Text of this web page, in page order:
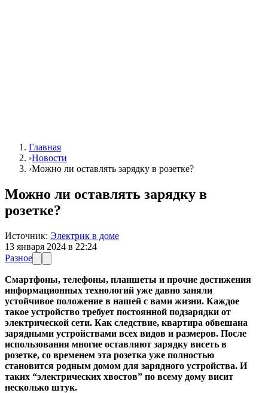
Главная
›Новости
›Можно ли оставлять зарядку в розетке?
Можно ли оставлять зарядку в
розетке?
Источник: Электрик в доме
13 января 2024 в 22:24
Разное
Смартфоны, телефоны, планшеты и прочие достижения
информационных технологий уже давно заняли
устойчивое положение в нашей с вами жизни. Каждое
такое устройство требует постоянной подзарядки от
электрической сети. Как следствие, квартира обвешана
зарядными устройствами всех видов и размеров. После
использования многие оставляют зарядку висеть в
розетке, со временем эта розетка уже полностью
становится родным домом для зарядного устройства. И
таких “электрических хвостов” по всему дому висит
несколько штук.